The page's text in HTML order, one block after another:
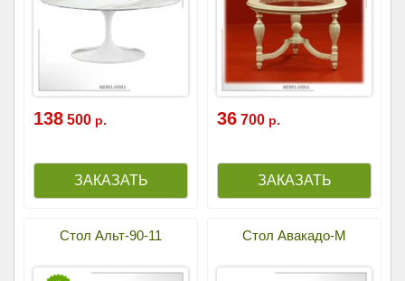
138 500 р. 36 700 р.
Стол Альт-90-11 Стол Авакадо-М